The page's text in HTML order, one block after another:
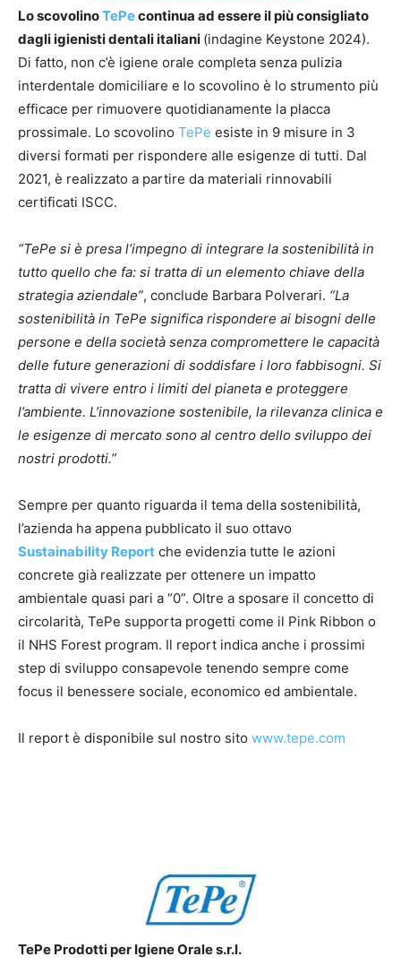
Lo scovolinoTePecontinua ad essere il più consigliato
dagli igienisti dentali italiani (indagine Keystone 2024).
Di fatto, non c’è igiene orale completa senza pulizia
interdentale domiciliare e lo scovolino è lo strumento più
efficace per rimuovere quotidianamente la placca
prossimale. Lo scovolino TePe esiste in 9 misure in 3
diversi formati per rispondere alle esigenze di tutti. Dal
2021, è realizzato a partire da materiali rinnovabili
certificati ISCC.
“TePe si è presa l’impegno di integrare la sostenibilità in
tutto quello che fa: si tratta di un elemento chiave della
strategia aziendale”, conclude Barbara Polverari. “La
sostenibilità in TePe significa rispondere ai bisogni delle
persone e della società senza compromettere le capacità
delle future generazioni di soddisfare i loro fabbisogni. Si
tratta di vivere entro i limiti del pianeta e proteggere
l’ambiente. L’innovazione sostenibile, la rilevanza clinica e
le esigenze di mercato sono al centro dello sviluppo dei
nostri prodotti.”
Sempre per quanto riguarda il tema della sostenibilità,
l’azienda ha appena pubblicato il suo ottavo
Sustainability Report che evidenzia tutte le azioni
concrete già realizzate per ottenere un impatto
ambientale quasi pari a “0”. Oltre a sposare il concetto di
circolarità, TePe supporta progetti come il Pink Ribbon o
il NHS Forest program. Il report indica anche i prossimi
step di sviluppo consapevole tenendo sempre come
focus il benessere sociale, economico ed ambientale.
Il report è disponibile sul nostro sito www.tepe.com
TePe Prodotti per Igiene Orale s.r.l.